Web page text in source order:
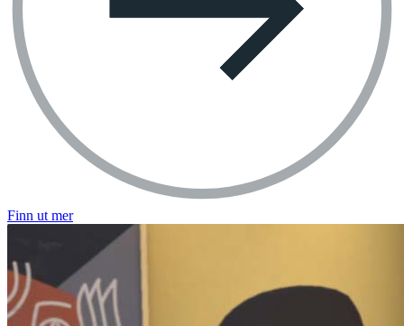
Finn ut mer